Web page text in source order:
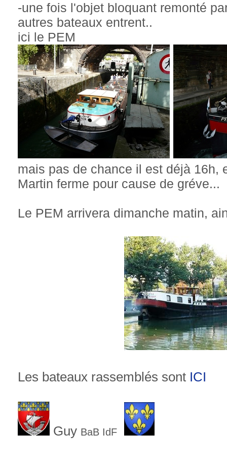
-une fois l'objet bloquant remonté
autres bateaux entrent..
ici le PEM
mais pas de chance il est déjà 16h,
Martin ferme pour cause de gréve...
Le PEM arrivera dimanche matin,
Les bateaux rassemblés sont ICI
Guy BaB IdF